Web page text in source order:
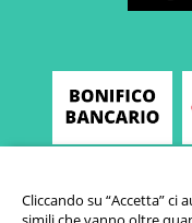
Cliccando su “Accetta” ci